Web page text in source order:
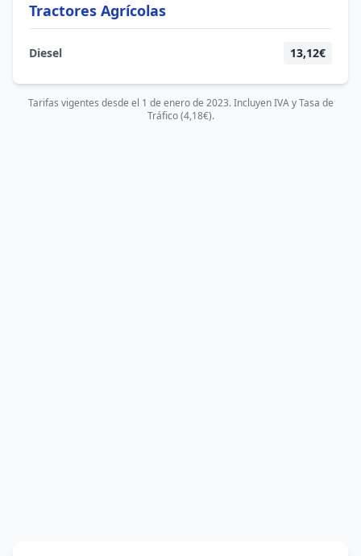
Tractores Agrícolas
Diesel 13,12€
Tarifas vigentes desde el 1 de enero de 2023. Incluyen IVA y Tasa de
Tráfico (4,18€).